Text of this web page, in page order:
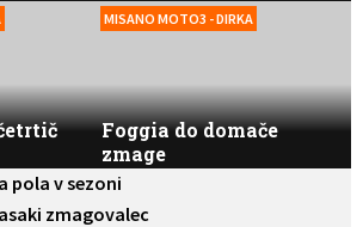
MISANO MOTO3 - DIRKA
Foggia do domače
zmage
pola v sezoni
zmagovalec